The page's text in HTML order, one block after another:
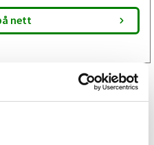
nett